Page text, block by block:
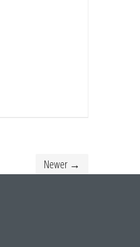
Newer →